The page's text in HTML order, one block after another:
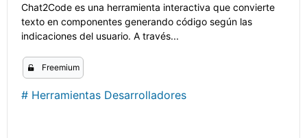
Chat2Code es una herramienta interactiva que convierte
texto en componentes generando código según las
indicaciones del usuario. A través...
Freemium
# Herramientas Desarrolladores